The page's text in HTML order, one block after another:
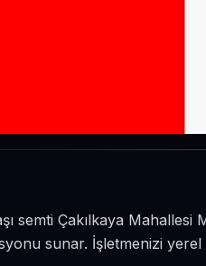
semti Çakılkaya
sunar. İşletmenizi